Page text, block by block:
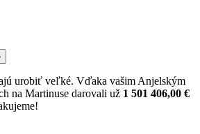
urobiť veľké. Vďaka vašim Anjelským
na Martinuse darovali už 1 501 406,00 €